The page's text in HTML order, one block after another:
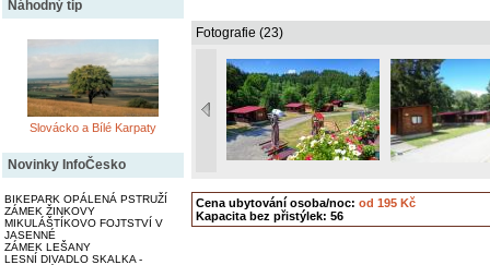
Náhodný tip
Slovácko a Bílé Karpaty
Novinky InfoČesko
BIKEPARK OPÁLENÁ PSTRUŽÍ
ZÁMEK ŽINKOVY
MIKULÁŠTÍKOVO FOJTSTVÍ V
JASENNÉ
ZÁMEK LEŠANY
LESNÍ DIVADLO SKALKA -
Fotografie (23)
Cena ubytování osoba/noc: od 195 Kč
Kapacita bez přistýlek: 56